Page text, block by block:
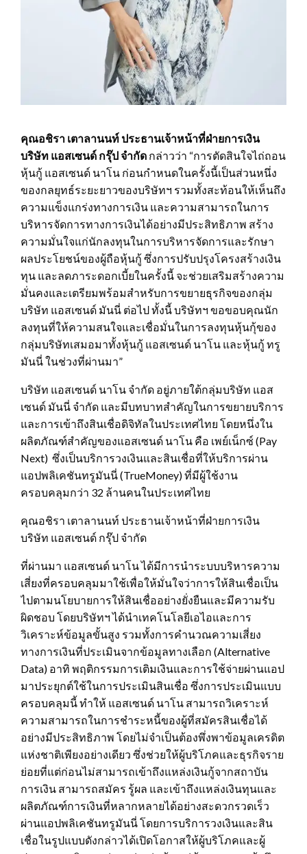
คุณอชิรา เตาลานนท์ ประธานเจ้าหน้าที่ฝ่ายการเงิน
บริษัท แอสเซนด์ กรุ๊ป จำกัด กล่าวว่า “การตัดสินใจไถ่ถอน
หุ้นกู้ แอสเซนด์ นาโน ก่อนกำหนดในครั้งนี้เป็นส่วนหนึ่ง
ของกลยุทธ์ระยะยาวของบริษัทฯ รวมทั้งสะท้อนให้เห็นถึง
ความแข็งแกร่งทางการเงิน และความสามารถในการ
บริหารจัดการทางการเงินได้อย่างมีประสิทธิภาพ สร้าง
ความมั่นใจแก่นักลงทุนในการบริหารจัดการและรักษา
ผลประโยชน์ของผู้ถือหุ้นกู้ ซึ่งการปรับปรุงโครงสร้างเงิน
ทุน และลดภาระดอกเบี้ยในครั้งนี้ จะช่วยเสริมสร้างความ
มั่นคงและเตรียมพร้อมสำหรับการขยายธุรกิจของกลุ่ม
บริษัท แอสเซนด์ มันนี่ ต่อไป ทั้งนี้ บริษัทฯ ขอขอบคุณนัก
ลงทุนที่ให้ความสนใจและเชื่อมั่นในการลงทุนหุ้นกุ้ของ
กลุ่มบริษัทเสมอมาทั้งหุ้นกู้ แอสเซนด์ นาโน และหุ้นกู้ ทรู
มันนี่ ในช่วงที่ผ่านมา”
บริษัท แอสเซนด์ นาโน จำกัด อยู่ภายใต้กลุ่มบริษัท แอส
เซนด์ มันนี่ จำกัด และมีบทบาทสำคัญในการขยายบริการ
และการเข้าถึงสินเชื่อดิจิทัลในประเทศไทย โดยหนึ่งใน
ผลิตภัณฑ์สำคัญของแอสเซนด์ นาโน คือ เพย์เน็กซ์ (Pay
Next) ซึ่งเป็นบริการวงเงินและสินเชื่อที่ให้บริการผ่าน
แอปพลิเคชันทรูมันนี่ (TrueMoney) ที่มีผู้ใช้งาน
ครอบคลุมกว่า 32 ล้านคนในประเทศไทย
คุณอชิรา เตาลานนท์ ประธานเจ้าหน้าที่ฝ่ายการเงิน
บริษัท แอสเซนด์ กรุ๊ป จำกัด
ที่ผ่านมา แอสเซนด์ นาโน ได้มีการนำระบบบริหารความ
เสี่ยงที่ครอบคลุมมาใช้เพื่อให้มั่นใจว่าการให้สินเชื่อเป็น
ไปตามนโยบายการให้สินเชื่ออย่างยั่งยืนและมีความรับ
ผิดชอบ โดยบริษัทฯ ได้นำเทคโนโลยีเอไอและการ
วิเคราะห์ข้อมูลขั้นสูง รวมทั้งการคำนวณความเสี่ยง
ทางการเงินที่ประเมินจากข้อมูลทางเลือก (Alternative
Data) อาทิ พฤติกรรมการเติมเงินและการใช้จ่ายผ่านแอป
มาประยุกต์ใช้ในการประเมินสินเชื่อ ซึ่งการประเมินแบบ
ครอบคลุมนี้ ทำให้ แอสเซนด์ นาโน สามารถวิเคราะห์
ความสามารถในการชำระหนี้ของผู้ที่สมัครสินเชื่อได้
อย่างมีประสิทธิภาพ โดยไม่จำเป็นต้องพึ่งพาข้อมูลเครดิต
แห่งชาติเพียงอย่างเดียว​ ซึ่งช่วยให้ผู้บริโภคและธุรกิจราย
ย่อยที่แต่ก่อนไม่สามารถเข้าถึงแหล่งเงินกู้จากสถาบัน
การเงิน สามารถสมัคร รู้ผล และเข้าถึงแหล่งเงินทุนและ
ผลิตภัณฑ์การเงินที่หลากหลายได้อย่างสะดวกรวดเร็ว
ผ่านแอปพลิเคชันทรูมันนี่ โดยการบริการวงเงินและสิน
เชื่อในรูปแบบดังกล่าวได้เปิดโอกาสให้ผู้บริโภคและผู้